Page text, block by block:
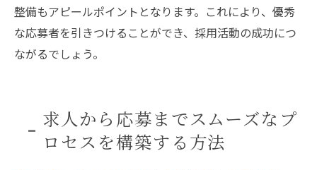
整備もアピールポイントとなります。これにより、優秀
な応募者を引きつけることができ、採用活動の成功につ
ながるでしょう。
求人から応募までスムーズなプ
ロセスを構築する方法